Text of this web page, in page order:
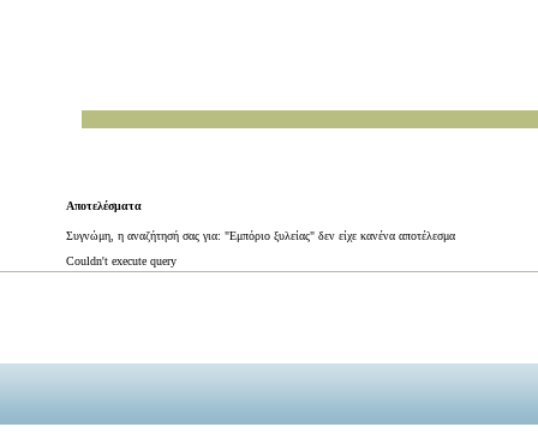
Αποτελέσματα
Συγνώμη, η αναζήτησή σας για: "Εμπόριο ξυλείας" δεν είχε κανένα αποτέλεσμα
Couldn't execute query